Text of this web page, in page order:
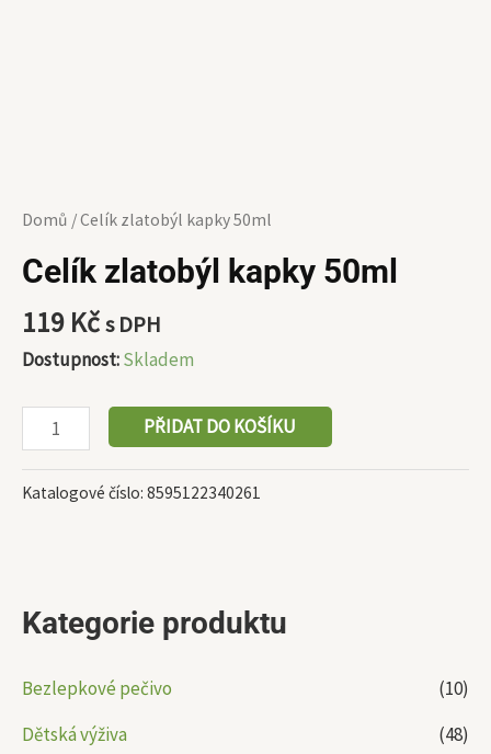
Kategorie produktu
Bezlepkové pečivo
(10)
Dětská výživa
(48)
Domů / Celík zlatobýl kapky 50ml
Celík zlatobýl kapky 50ml
119 Kčs DPH
Dostupnost:Skladem
PŘIDAT DO KOŠÍKU
Katalogové číslo: 8595122340261